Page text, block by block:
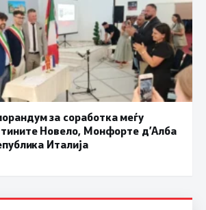
за соработка меѓу
Новело, Монфорте д’Алба
Италија